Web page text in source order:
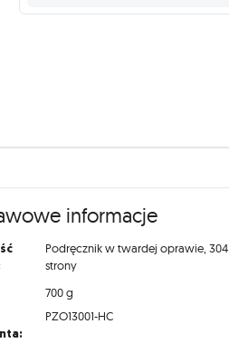
informacje
Podręcznik w twardej oprawie, 304
strony
700 g
PZO13001-HC